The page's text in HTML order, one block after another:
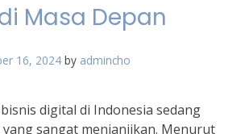
Masa Depan
16, 2024 by admincho
digital di Indonesia sedang
sangat menjanjikan. Menurut